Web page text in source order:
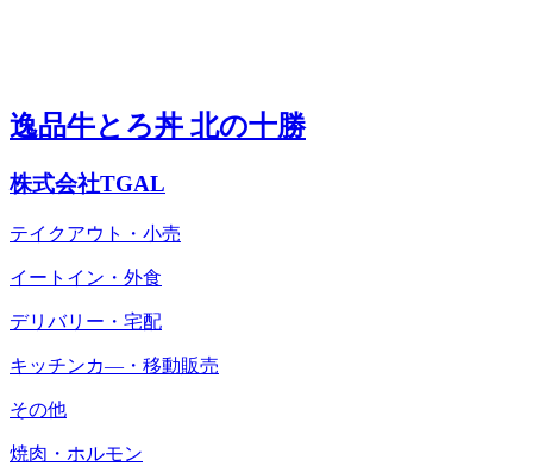
逸品牛とろ丼 北の十勝
株式会社TGAL
テイクアウト・小売
イートイン・外食
デリバリー・宅配
キッチンカ―・移動販売
その他
焼肉・ホルモン